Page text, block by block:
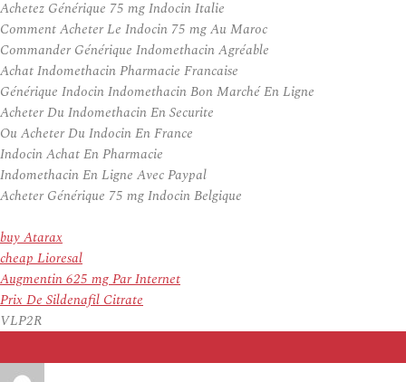
Achetez Générique 75 mg Indocin Italie
Comment Acheter Le Indocin 75 mg Au Maroc
Commander Générique Indomethacin Agréable
Achat Indomethacin Pharmacie Francaise
Générique Indocin Indomethacin Bon Marché En Ligne
Acheter Du Indomethacin En Securite
Ou Acheter Du Indocin En France
Indocin Achat En Pharmacie
Indomethacin En Ligne Avec Paypal
Acheter Générique 75 mg Indocin Belgique
buy Atarax
cheap Lioresal
Augmentin 625 mg Par Internet
Prix De Sildenafil Citrate
VLP2R